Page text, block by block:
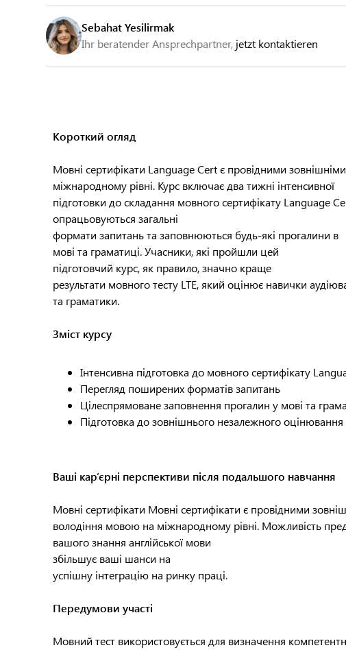
Sebahat Yesilirmak
Ihr beratender Ansprechpartner, jetzt kontaktieren
Короткий огляд
Мовні сертифікати Language Cert є провідними
міжнародному рівні. Курс включає два тижні інтенсивної
підготовки до складання мовного сертифікату Language
опрацьовуються загальні
формати запитань та заповнюються будь-які прогалини в
мові та граматиці. Учасники, які пройшли цей
підготовчий курс, як правило, значно краще
результати мовного тесту LTE, який оцінює навички
та граматики.
Зміст курсу
Інтенсивна підготовка до мовного сертифікату
Перегляд поширених форматів запитань
Цілеспрямоване заповнення прогалин у мові та
Підготовка до зовнішнього незалежного оцінювання
Ваші кар’єрні перспективи після подальшого навчання
Мовні сертифікати Мовні сертифікати є провідними
володіння мовою на міжнародному рівні. Можливість
вашого знання англійської мови
збільшує ваші шанси на
успішну інтеграцію на ринку праці.
Передумови участі
Мовний тест використовується для визначення